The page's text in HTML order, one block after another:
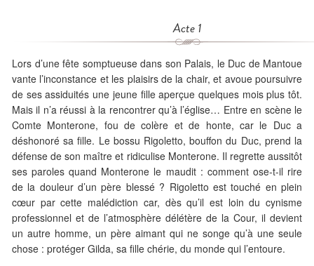
Acte 1
Lors d’une fête somptueuse dans son Palais, le Duc de Mantoue
vante l’inconstance et les plaisirs de la chair, et avoue poursuivre
de ses assiduités une jeune fille aperçue quelques mois plus tôt.
Mais il n’a réussi à la rencontrer qu’à l’église… Entre en scène le
Comte Monterone, fou de colère et de honte, car le Duc a
déshonoré sa fille. Le bossu Rigoletto, bouffon du Duc, prend la
défense de son maître et ridiculise Monterone. Il regrette aussitôt
ses paroles quand Monterone le maudit : comment ose-t-il rire
de la douleur d’un père blessé ? Rigoletto est touché en plein
cœur par cette malédiction car, dès qu’il est loin du cynisme
professionnel et de l’atmosphère délétère de la Cour, il devient
un autre homme, un père aimant qui ne songe qu’à une seule
chose : protéger Gilda, sa fille chérie, du monde qui l’entoure.